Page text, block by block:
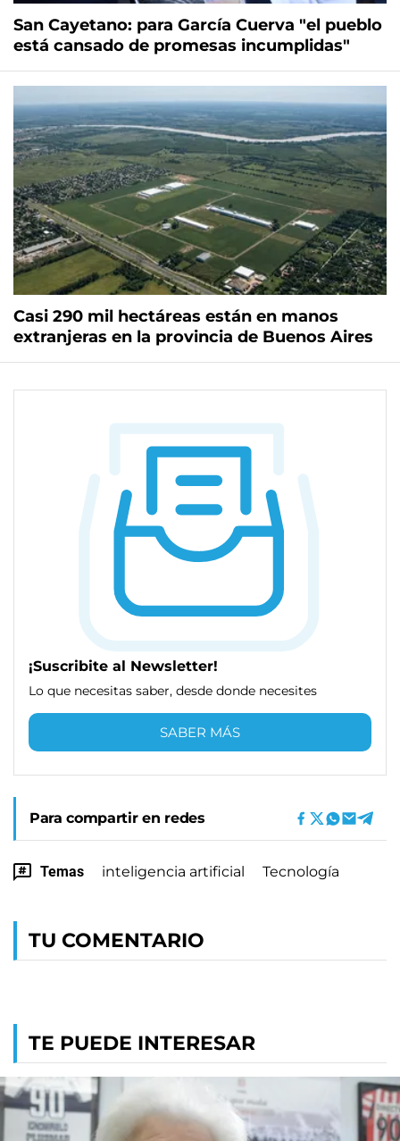
San Cayetano: para García Cuerva "el pueblo
está cansado de promesas incumplidas"
Casi 290 mil hectáreas están en manos
extranjeras en la provincia de Buenos Aires
¡Suscribite al Newsletter!
Lo que necesitas saber, desde donde necesites
SABER MÁS
Para compartir en redes
Temas inteligencia artificial Tecnología
TU COMENTARIO
TE PUEDE INTERESAR